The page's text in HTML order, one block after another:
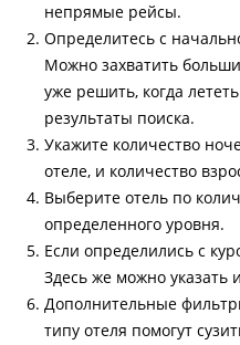
непрямые рейсы.
Определитесь с
Можно захватить
уже решить, когда
результаты поиска.
Укажите количество
отеле, и количество
Выберите отель по
определенного уровня.
Если определились с
Здесь же можно указать
Дополнительные
типу отеля помогут